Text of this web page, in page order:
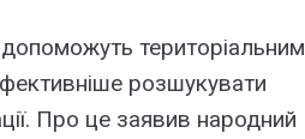
допоможуть територіальним
розшукувати
Про це заявив народний